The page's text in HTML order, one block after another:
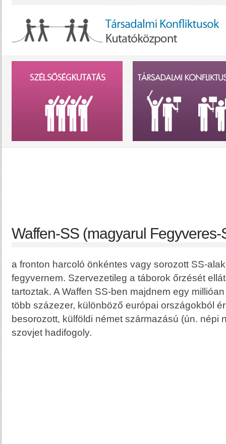
Waffen-SS (magyarul Fegyveres-
a fronton harcoló önkéntes vagy sorozott SS-
fegyvernem. Szervezetileg a táborok őrzését
tartoztak. A Waffen SS-ben majdnem egy
több százezer, különböző európai országokból
besorozott, külföldi német származású (ún. népi
szovjet hadifogoly.